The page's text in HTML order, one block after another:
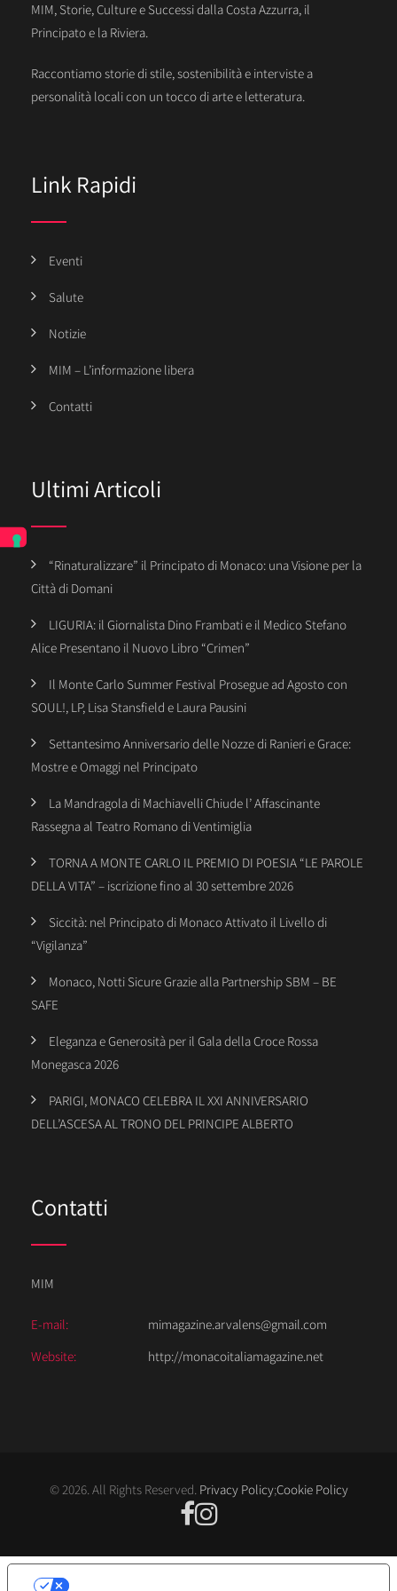
MIM, Storie, Culture e Successi dalla Costa Azzurra, il
Principato e la Riviera.
Raccontiamo storie di stile, sostenibilità e interviste a
personalità locali con un tocco di arte e letteratura.
Link Rapidi
Eventi
Salute
Notizie
MIM – L’informazione libera
Contatti
Ultimi Articoli
“Rinaturalizzare” il Principato di Monaco: una Visione per la
Città di Domani
LIGURIA: il Giornalista Dino Frambati e il Medico Stefano
Alice Presentano il Nuovo Libro “Crimen”
Il Monte Carlo Summer Festival Prosegue ad Agosto con
SOUL!, LP, Lisa Stansfield e Laura Pausini
Settantesimo Anniversario delle Nozze di Ranieri e Grace:
Mostre e Omaggi nel Principato
La Mandragola di Machiavelli Chiude l’ Affascinante
Rassegna al Teatro Romano di Ventimiglia
TORNA A MONTE CARLO IL PREMIO DI POESIA “LE PAROLE
DELLA VITA” – iscrizione fino al 30 settembre 2026
Siccità: nel Principato di Monaco Attivato il Livello di
“Vigilanza”
Monaco, Notti Sicure Grazie alla Partnership SBM – BE
SAFE
Eleganza e Generosità per il Gala della Croce Rossa
Monegasca 2026
PARIGI, MONACO CELEBRA IL XXI ANNIVERSARIO
DELL’ASCESA AL TRONO DEL PRINCIPE ALBERTO
Contatti
MIM
E-mail:
mimagazine.arvalens@gmail.com
Website:
http://monacoitaliamagazine.net
© 2026. All Rights Reserved. Privacy Policy;Cookie Policy